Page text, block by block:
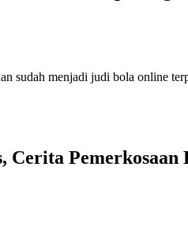
sudah menjadi judi bola online